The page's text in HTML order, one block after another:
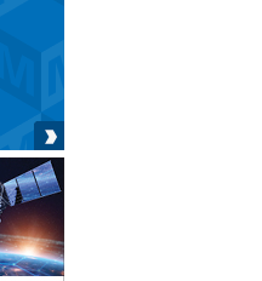
Sudeste e Centro-
nas regiões Norte
regiões
as desigualdades de
se apresentam como